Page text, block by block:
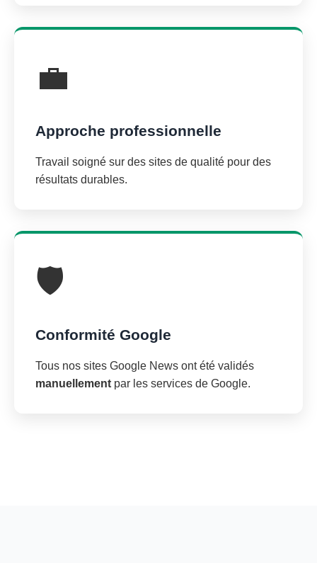
💼
Approche professionnelle
Travail soigné sur des sites de qualité pour des
résultats durables.
🛡️
Conformité Google
Tous nos sites Google News ont été validés
manuellement par les services de Google.